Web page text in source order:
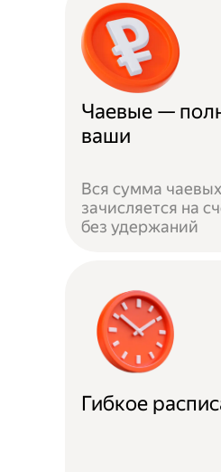
Чаевые —
ваши
Вся сумма
зачисляется на
без удержаний
Гибкое